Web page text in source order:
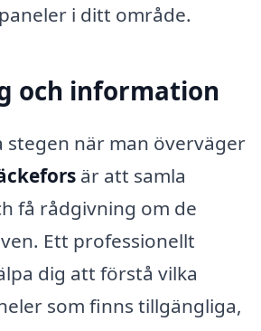
i ditt område.
och information
stegen när man överväger
är att samla
få rådgivning om de
Ett professionellt
dig att förstå vilka
som finns tillgängliga,